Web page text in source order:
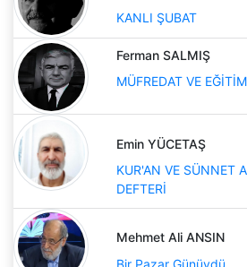
KANLI ŞUBAT
Ferman SALMIŞ
MÜFREDAT VE EĞİTİM
Emin YÜCETAŞ
KUR'AN VE SÜNNET
DEFTERİ
Mehmet Ali ANSIN
Bir Pazar Günüydü